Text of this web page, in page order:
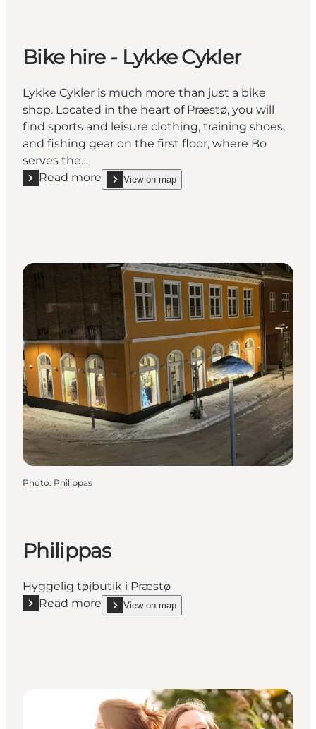
Bike hire - Lykke Cykler
Lykke Cykler is much more than just a bike
shop. Located in the heart of Præstø, you will
find sports and leisure clothing, training shoes,
and fishing gear on the first floor, where Bo
serves the…
Read more
Read more "Bike hire - Lykke Cykler"
View on map
show Bike hire - Lykke Cykler on_map
Photo: Philippas
Philippas
Hyggelig tøjbutik i Præstø
Read more
Read more "Philippas"View on map
show Philippas on_map